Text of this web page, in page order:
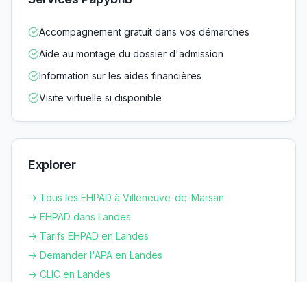
Accompagnement gratuit dans vos démarches
Aide au montage du dossier d'admission
Information sur les aides financières
Visite virtuelle si disponible
Explorer
→ Tous les EHPAD à Villeneuve-de-Marsan
→ EHPAD dans Landes
→ Tarifs EHPAD en Landes
→ Demander l'APA en Landes
→ CLIC en Landes